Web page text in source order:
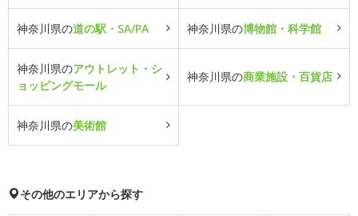
神奈川県の道の駅・SA/PA 神奈川県の博物館・科学館
神奈川県のアウトレット・シ
ョッピングモール
神奈川県の商業施設・百貨店
神奈川県の美術館
その他のエリアから探す